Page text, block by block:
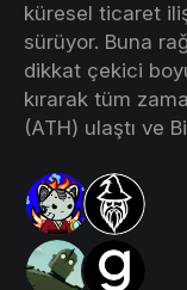
küresel ticaret
sürüyor. Buna
dikkat çekici
kırarak tüm
(ATH) ulaştı ve